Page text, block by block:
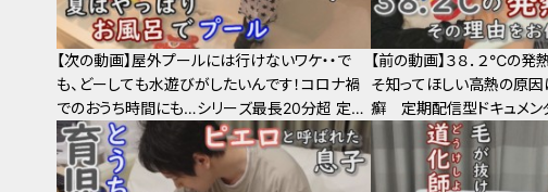
【次の動画】屋外プールには行けないワケ・・で
も、どーしても水遊びがしたいんです！コロナ禍
でのおうち時間にも…シリーズ最長20分超 定期
配信型ドキュメンタリー「ピエロと呼ばれた息子」
第17話
【前の動画】３８．２℃の
そ知ってほしい高熱の原
癬 定期配信型ドキュメン